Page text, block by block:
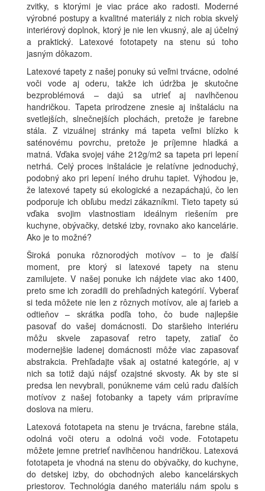
zvitky, s ktorými je viac práce ako radosti. Moderné
výrobné postupy a kvalitné materiály z nich robia skvelý
interiérový doplnok, ktorý je nie len vkusný, ale aj účelný
a praktický. Latexové fototapety na stenu sú toho
jasným dôkazom.
Latexové tapety z našej ponuky sú veľmi trvácne, odolné
voči vode aj oderu, takže ich údržba je skutočne
bezproblémová – dajú sa utrieť aj navlhčenou
handričkou. Tapeta prirodzene znesie aj inštaláciu na
svetlejších, slnečnejších plochách, pretože je farebne
stála. Z vizuálnej stránky má tapeta veľmi blízko k
saténovému povrchu, pretože je príjemne hladká a
matná. Vďaka svojej váhe 212g/m2 sa tapeta pri lepení
netrhá. Celý proces inštalácie je relatívne jednoduchý,
podobný ako pri lepení iného druhu tapiet. Výhodou je,
že latexové tapety sú ekologické a nezapáchajú, čo len
podporuje ich obľubu medzi zákazníkmi. Tieto tapety sú
vďaka svojim vlastnostiam ideálnym riešením pre
kuchyne, obývačky, detské izby, rovnako ako kancelárie.
Ako je to možné?
Široká ponuka rôznorodých motívov – to je ďalší
moment, pre ktorý si latexové tapety na stenu
zamilujete. V našej ponuke ich nájdete viac ako 1400,
preto sme ich zoradili do prehľadných kategórií. Vyberať
si teda môžete nie len z rôznych motívov, ale aj farieb a
odtieňov – skrátka podľa toho, čo bude najlepšie
pasovať do vašej domácnosti. Do staršieho interiéru
môžu skvele zapasovať retro tapety, zatiaľ čo
modernejšie ladenej domácnosti môže viac zapasovať
abstrakcia. Prehľadajte však aj ostatné kategórie, aj v
nich sa totiž dajú nájsť ozajstné skvosty. Ak by ste si
predsa len nevybrali, ponúkneme vám celú radu ďalších
motívov z našej fotobanky a tapety vám pripravíme
doslova na mieru.
Latexová fototapeta na stenu je trvácna, farebne stála,
odolná voči oteru a odolná voči vode. Fototapetu
môžete jemne pretrieť navlhčenou handričkou. Latexová
fototapeta je vhodná na stenu do obývačky, do kuchyne,
do detskej izby, do obchodných alebo kancelárskych
priestorov. Technológia daného materiálu nám spolu s